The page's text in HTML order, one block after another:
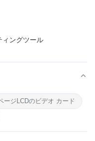
ィングツール
ージLCDのビデオ カード